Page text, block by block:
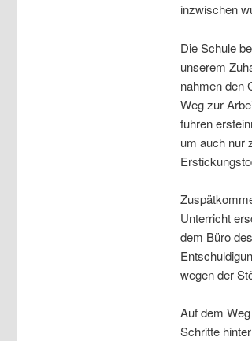
inzwischen
Die Schule
unserem
nahmen den
Weg zur
fuhren
um auch nur
Unterricht
dem Büro
wegen der
Auf dem
Schritte